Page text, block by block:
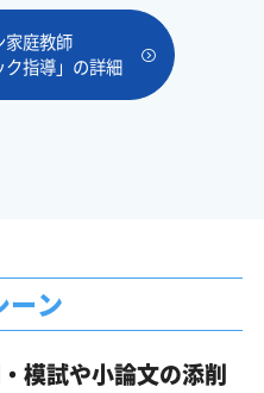
家庭教師
ク指導」の詳細
ーン
模試や小論文の添削